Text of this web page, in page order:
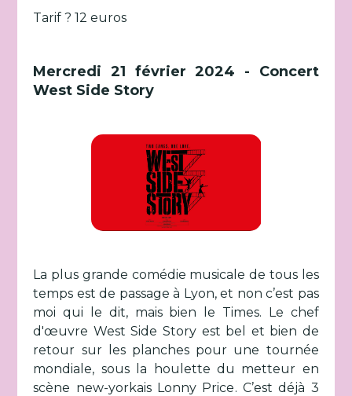
Tarif ? 12 euros
Mercredi 21 février 2024 - Concert
West Side Story
La plus grande comédie musicale de tous les
temps est de passage à Lyon, et non c’est pas
moi qui le dit, mais bien le Times. Le chef
d'œuvre West Side Story est bel et bien de
retour sur les planches pour une tournée
mondiale, sous la houlette du metteur en
scène new-yorkais Lonny Price. C’est déjà 3